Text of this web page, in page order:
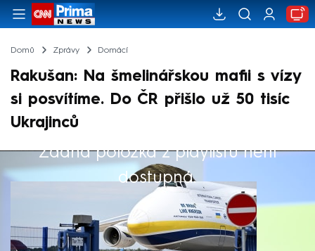
Domů Zprávy Domácí
Rakušan: Na šmelinářskou mafii s vízy
si posvítíme. Do ČR přišlo už 50 tisíc
Ukrajinců
Žádná položka z playlistu není
dostupná.
Výběr redakce